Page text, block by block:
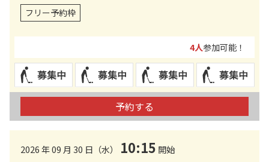
フリー予約枠
4人参加可能！
予約する
2026 年 09 月 30 日（水） 10:15 開始